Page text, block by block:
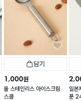
담기
1,000원
올 스테인리스 아이스크림
스쿱
일본
푼